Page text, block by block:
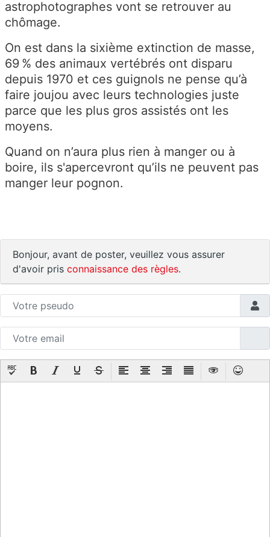
astrophotographes vont se retrouver au
chômage.
On est dans la sixième extinction de masse,
69 % des animaux vertébrés ont disparu
depuis 1970 et ces guignols ne pense qu’à
faire joujou avec leurs technologies juste
parce que les plus gros assistés ont les
moyens.
Quand on n’aura plus rien à manger ou à
boire, ils s'apercevront qu’ils ne peuvent pas
manger leur pognon.
Bonjour, avant de poster, veuillez vous assurer
d'avoir pris connaissance des règles.